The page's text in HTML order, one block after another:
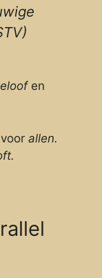
en
allen.